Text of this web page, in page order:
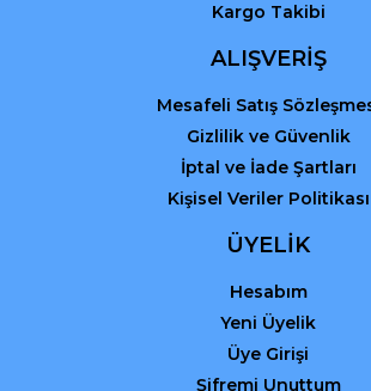
Gönder
Kargo Takibi
ALIŞVERİŞ
Mesafeli Satış
Gizlilik ve Güvenlik
İptal ve İade Şartları
Kişisel Veriler Politikası
ÜYELİK
Hesabım
Yeni Üyelik
Üye Girişi
Şifremi Unuttum